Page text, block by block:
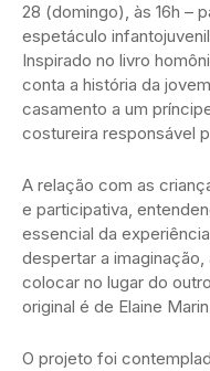
28 (domingo), às 16h –
espetáculo infantojuvenil
Inspirado no livro
conta a história da
casamento a um
costureira responsável
A relação com as
e participativa,
essencial da
despertar a
colocar no lugar do
original é de Elaine
O projeto foi